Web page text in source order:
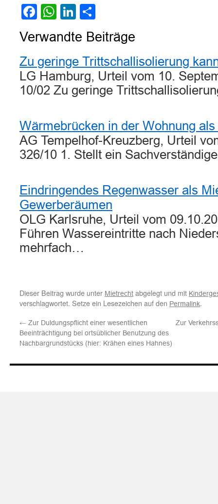
Facebook
WhatsApp
LinkedIn
Verwandte Beiträge
Zu geringe Trittschallisolierung
LG Hamburg, Urteil vom 10.
10/02 Zu geringe
Wärmebrücken in der Wohnung
AG Tempelhof-Kreuzberg, Urteil
326/10 1. Stellt ein
Eindringendes Regenwasser als
Gewerberäumen
OLG Karlsruhe, Urteil vom
Führen Wassereintritte nach
mehrfach…
Dieser Beitrag wurde unter Mietrecht abgelegt und mit
verschlagwortet. Setze ein Lesezeichen auf den Permalink.
← Zur Duldungspflicht einer wesentlichen
Beeinträchtigung bei ortsüblicher Benutzung des
Nachbargrundstücks (hier: Krähen eines Hahnes)
Zur